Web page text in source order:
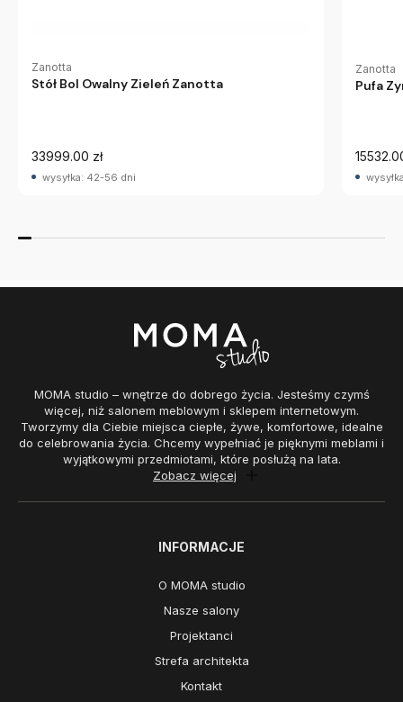
Zanotta
Stół Bol Owalny Zieleń Zanotta
33999.00 zł
wysyłka: 42-56 dni
Zanotta
Pufa
MOMA studio – wnętrze do dobrego życia. Jesteśmy czymś
więcej, niż salonem meblowym i sklepem internetowym.
Tworzymy dla Ciebie miejsca ciepłe, żywe, komfortowe, idealne
do celebrowania życia. Chcemy wypełniać je pięknymi meblami i
wyjątkowymi przedmiotami, które posłużą na lata.
Zobacz więcej
INFORMACJE
O MOMA studio
Nasze salony
Projektanci
Strefa architekta
Kontakt